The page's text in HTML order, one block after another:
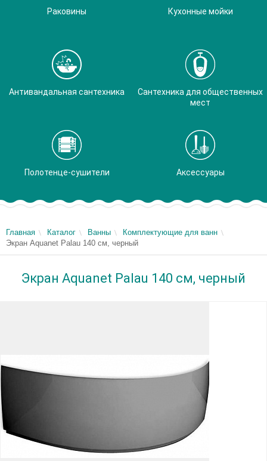
Раковины Кухонные мойки
Антивандальная сантехника
Сантехника для общественных
мест
Полотенце-сушители Аксессуары
Главная Каталог Ванны
Комплектующие для ванн
Экран Aquanet Palau 140 см, черный
Экран Aquanet Palau 140 см, черный